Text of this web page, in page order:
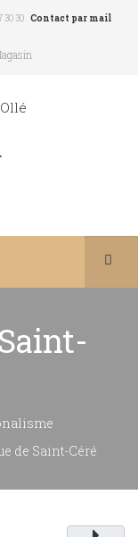
30 30 Contact par mail
de Saint-Céré